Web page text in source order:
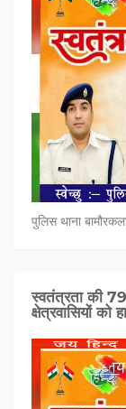
पुलिस थाना
स्वतंत्रता की 79
क्षेत्रवासियों को